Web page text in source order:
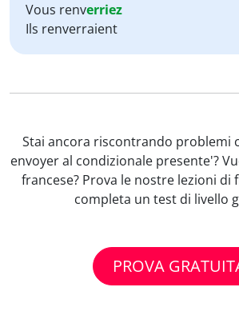
Vous renverriez
Ils renverraient
Stai ancora riscontrando problemi
envoyer al condizionale presente'?
francese? Prova le nostre lezioni di
completa un test di livello
PROVA